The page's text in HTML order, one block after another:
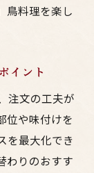
鳥料理を楽し
イント
注文の工夫が
位や味付けを
を最大化でき
わりのおすす